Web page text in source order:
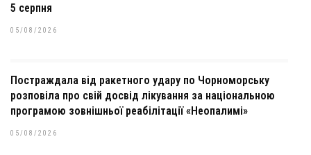
5 серпня
05/08/2026
Постраждала від ракетного удару по Чорноморську
розповіла про свій досвід лікування за національною
програмою зовнішньої реабілітації «Неопалимі»
05/08/2026